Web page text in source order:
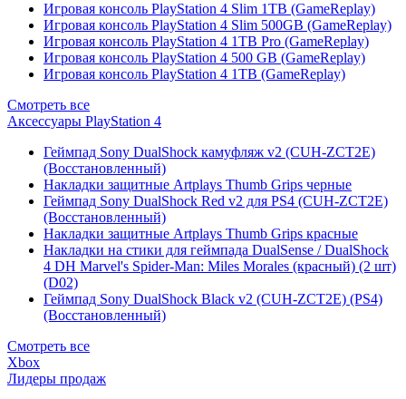
Игровая консоль PlayStation 4 Slim 1TB (GameReplay)
Игровая консоль PlayStation 4 Slim 500GB (GameReplay)
Игровая консоль PlayStation 4 1TB Pro (GameReplay)
Игровая консоль PlayStation 4 500 GB (GameReplay)
Игровая консоль PlayStation 4 1TB (GameReplay)
Смотреть все
Аксессуары PlayStation 4
Геймпад Sony DualShock камуфляж v2 (CUH-ZCT2E)
(Восстановленный)
Накладки защитные Artplays Thumb Grips черные
Геймпад Sony DualShock Red v2 для PS4 (CUH-ZCT2E)
(Восстановленный)
Накладки защитные Artplays Thumb Grips красные
Накладки на стики для геймпада DualSense / DualShock
4 DH Marvel's Spider-Man: Miles Morales (красный) (2 шт)
(D02)
Геймпад Sony DualShock Black v2 (CUH-ZCT2E) (PS4)
(Восстановленный)
Смотреть все
Xbox
Лидеры продаж